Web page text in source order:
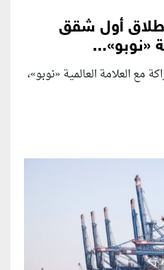
أول شقق
«نوبو»...
مع العلامة العالمية «نوبو»،